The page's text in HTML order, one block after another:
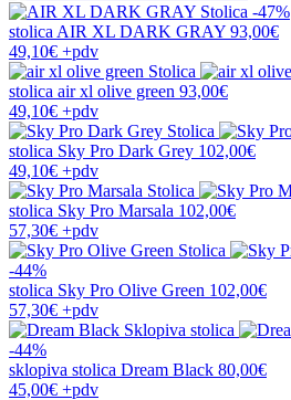
-47%
stolica AIR XL DARK GRAY 93,00€
49,10€ +pdv
stolica air xl olive green 93,00€
49,10€ +pdv
stolica Sky Pro Dark Grey 102,00€
49,10€ +pdv
stolica Sky Pro Marsala 102,00€
57,30€ +pdv
-44%
stolica Sky Pro Olive Green 102,00€
57,30€ +pdv
-44%
sklopiva stolica Dream Black 80,00€
45,00€ +pdv